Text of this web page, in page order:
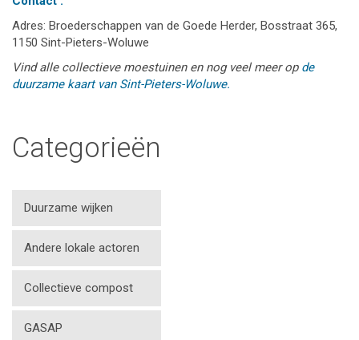
Adres: Broederschappen van de Goede Herder, Bosstraat 365,
1150 Sint-Pieters-Woluwe
Vind alle collectieve moestuinen en nog veel meer op de
duurzame kaart van Sint-Pieters-Woluwe.
Categorieën
Duurzame wijken
Andere lokale actoren
Collectieve compost
GASAP